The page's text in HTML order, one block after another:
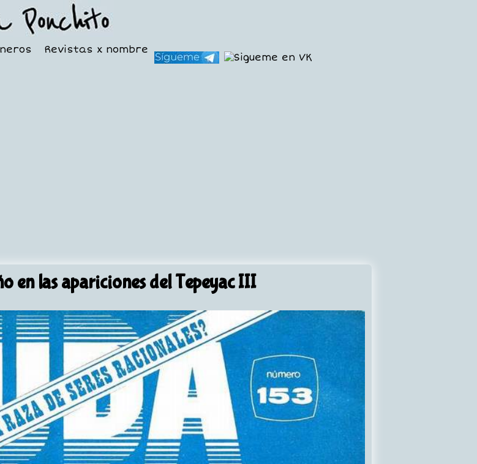
Revistas x nombre
en las apariciones del Tepeyac III